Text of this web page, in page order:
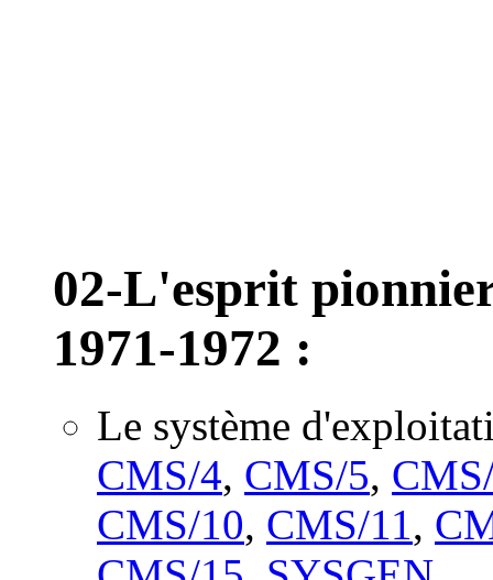
02-L'esprit
1971-1972 :
Le système
CMS/4, CMS/5,
CMS/10, CMS/11,